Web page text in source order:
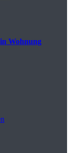
Wohnung